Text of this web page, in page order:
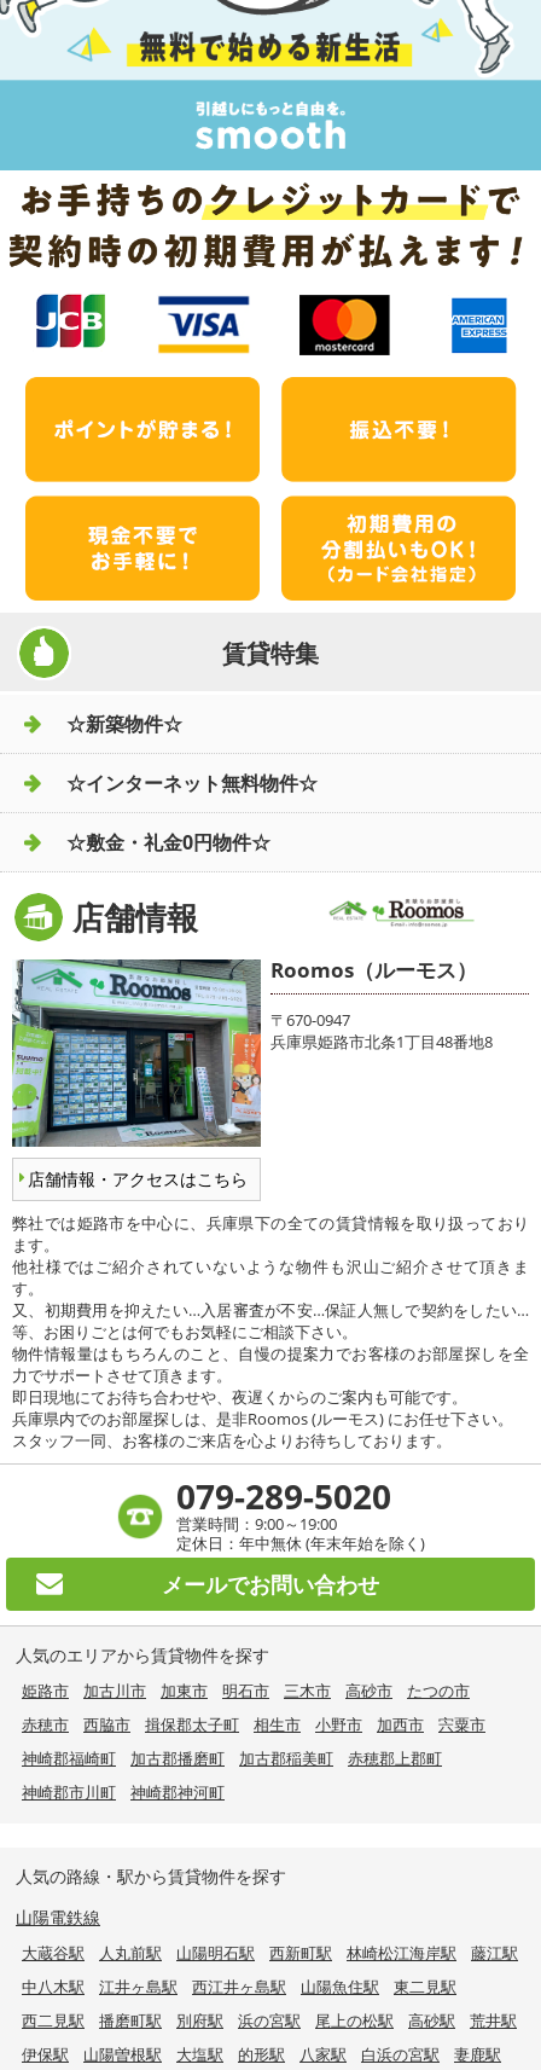
賃貸特集
☆新築物件☆
☆インターネット無料物件☆
☆敷金・礼金0円物件☆
店舗情報
店舗情報・アクセスはこちら
Roomos（ルーモス）
〒670-0947
兵庫県姫路市北条1丁目48番地8
弊社では姫路市を中心に、兵庫県下の全ての賃貸情報を取り扱っており
ます。
他社様ではご紹介されていないような物件も沢山ご紹介させて頂きま
す。
又、初期費用を抑えたい…入居審査が不安…保証人無しで契約をしたい…
等、お困りごとは何でもお気軽にご相談下さい。
物件情報量はもちろんのこと、自慢の提案力でお客様のお部屋探しを全
力でサポートさせて頂きます。
即日現地にてお待ち合わせや、夜遅くからのご案内も可能です。
兵庫県内でのお部屋探しは、是非Roomos (ルーモス) にお任せ下さい。
スタッフ一同、お客様のご来店を心よりお待ちしております。
079-289-5020
営業時間：9:00～19:00
定休日：年中無休 (年末年始を除く)
メールでお問い合わせ
人気のエリアから賃貸物件を探す
姫路市 加古川市 加東市 明石市 三木市 高砂市
たつの市
赤穂市
西脇市 揖保郡太子町 相生市 小野市 加西市
宍粟市
神崎郡福崎町
加古郡播磨町 加古郡稲美町
赤穂郡上郡町
神崎郡市川町
神崎郡神河町
人気の路線・駅から賃貸物件を探す
山陽電鉄線
大蔵谷駅 人丸前駅 山陽明石駅 西新町駅 林崎松江海岸駅
藤江駅
中八木駅
江井ヶ島駅 西江井ヶ島駅 山陽魚住駅
東二見駅
西二見駅
播磨町駅 別府駅 浜の宮駅 尾上の松駅 高砂駅
荒井駅
伊保駅
山陽曽根駅 大塩駅 的形駅 八家駅 白浜の宮駅
妻鹿駅